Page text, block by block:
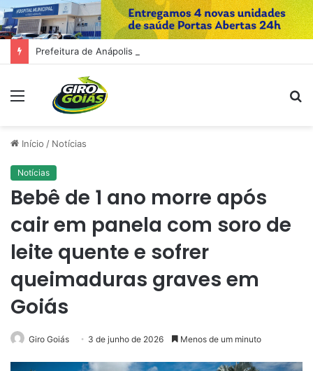
Menu
Início / Notícias
Notícias
Bebê de 1 ano morre após
cair em panela com soro de
leite quente e sofrer
queimaduras graves em
Goiás
Giro Goiás 3 de junho de 2026 Menos de um minuto